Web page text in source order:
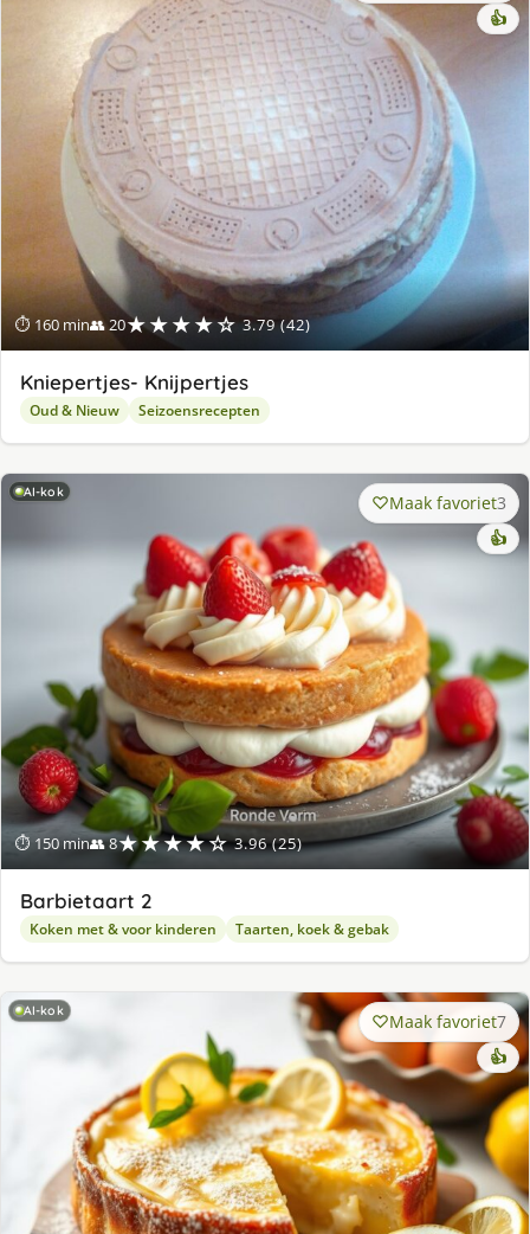
⏱ 160 min👥 20★★★★☆ 3.79 (42)
👍
Kniepertjes- Knijpertjes
Oud & Nieuw Seizoensrecepten
AI-kok
⏱ 150 min👥 8★★★★☆ 3.96 (25)
Maak favoriet3
👍
Barbietaart 2
Koken met & voor kinderen Taarten, koek & gebak
AI-kok Maak favoriet7
👍